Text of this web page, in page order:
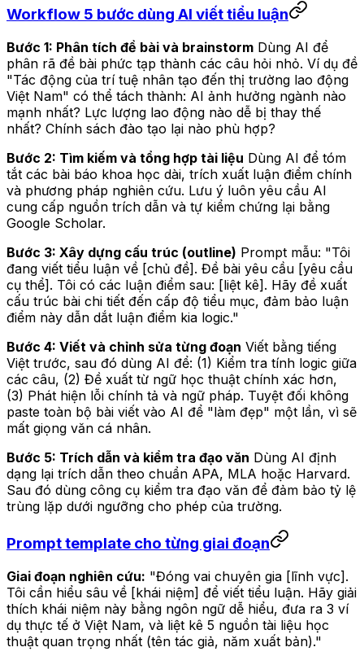
Workflow 5 bước dùng AI viết tiểu luận
Bước 1: Phân tích đề bài và brainstorm Dùng AI để
phân rã đề bài phức tạp thành các câu hỏi nhỏ. Ví dụ đề
"Tác động của trí tuệ nhân tạo đến thị trường lao động
Việt Nam" có thể tách thành: AI ảnh hưởng ngành nào
mạnh nhất? Lực lượng lao động nào dễ bị thay thế
nhất? Chính sách đào tạo lại nào phù hợp?
Bước 2: Tìm kiếm và tổng hợp tài liệu Dùng AI để tóm
tắt các bài báo khoa học dài, trích xuất luận điểm chính
và phương pháp nghiên cứu. Lưu ý luôn yêu cầu AI
cung cấp nguồn trích dẫn và tự kiểm chứng lại bằng
Google Scholar.
Bước 3: Xây dựng cấu trúc (outline) Prompt mẫu: "Tôi
đang viết tiểu luận về [chủ đề]. Đề bài yêu cầu [yêu cầu
cụ thể]. Tôi có các luận điểm sau: [liệt kê]. Hãy đề xuất
cấu trúc bài chi tiết đến cấp độ tiểu mục, đảm bảo luận
điểm này dẫn dắt luận điểm kia logic."
Bước 4: Viết và chỉnh sửa từng đoạn Viết bằng tiếng
Việt trước, sau đó dùng AI để: (1) Kiểm tra tính logic giữa
các câu, (2) Đề xuất từ ngữ học thuật chính xác hơn,
(3) Phát hiện lỗi chính tả và ngữ pháp. Tuyệt đối không
paste toàn bộ bài viết vào AI để "làm đẹp" một lần, vì sẽ
mất giọng văn cá nhân.
Bước 5: Trích dẫn và kiểm tra đạo văn Dùng AI định
dạng lại trích dẫn theo chuẩn APA, MLA hoặc Harvard.
Sau đó dùng công cụ kiểm tra đạo văn để đảm bảo tỷ lệ
trùng lặp dưới ngưỡng cho phép của trường.
Prompt template cho từng giai đoạn
Giai đoạn nghiên cứu: "Đóng vai chuyên gia [lĩnh vực].
Tôi cần hiểu sâu về [khái niệm] để viết tiểu luận. Hãy giải
thích khái niệm này bằng ngôn ngữ dễ hiểu, đưa ra 3 ví
dụ thực tế ở Việt Nam, và liệt kê 5 nguồn tài liệu học
thuật quan trọng nhất (tên tác giả, năm xuất bản)."